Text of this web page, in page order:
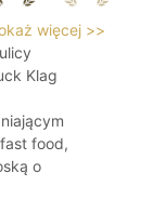
więcej >>
Klag
food,
o